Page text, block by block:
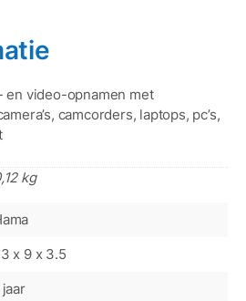
en video-opnamen met
camcorders, laptops, pc’s,
kg
x 9 x 3.5
jaar